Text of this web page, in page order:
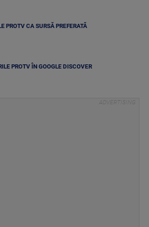
PROTV CA SURSĂ PREFERATĂ
PROTV ÎN GOOGLE DISCOVER